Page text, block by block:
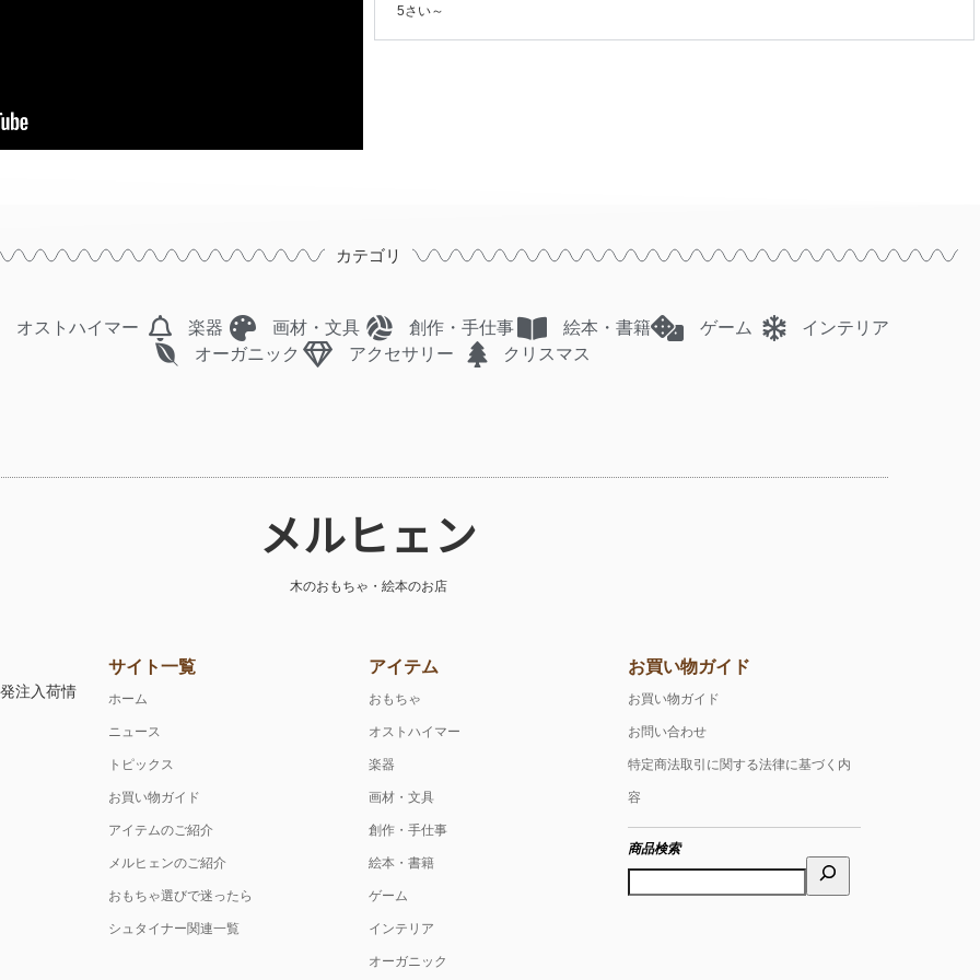
5さい～
カテゴリ
オストハイマー 楽器 画材・文具 創作・手仕事 絵本・書籍 ゲーム
インテリア
オーガニック
アクセサリー クリスマス
メルヒェン
木のおもちゃ・絵本のお店
注入荷情
サイト一覧
ホーム
ニュース
トピックス
お買い物ガイド
アイテムのご紹介
メルヒェンのご紹介
おもちゃ選びで迷ったら
シュタイナー関連一覧
アイテム
おもちゃ
オストハイマー
楽器
画材・文具
創作・手仕事
絵本・書籍
ゲーム
インテリア
オーガニック
お買い物ガイド
お買い物ガイド
お問い合わせ
特定商法取引に関する法律に基づく内
容
商品検索